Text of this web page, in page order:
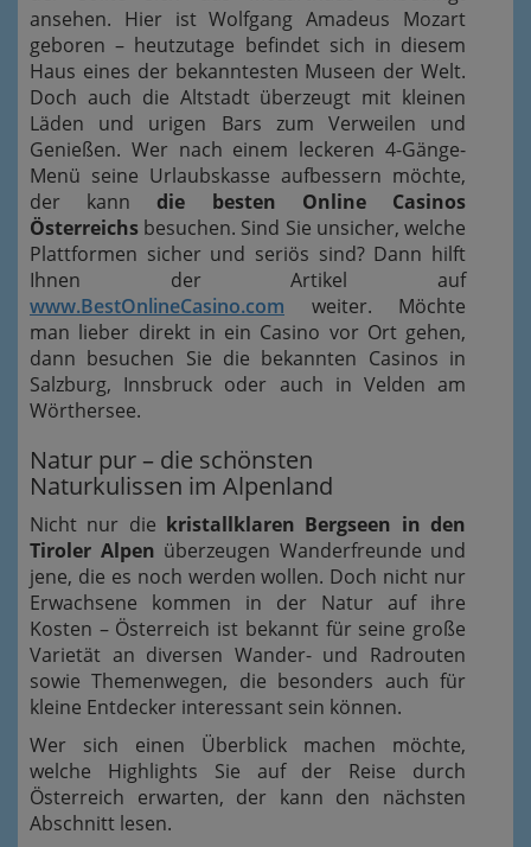
ansehen. Hier ist Wolfgang Amadeus Mozart
geboren – heutzutage befindet sich in diesem
Haus eines der bekanntesten Museen der Welt.
Doch auch die Altstadt überzeugt mit kleinen
Läden und urigen Bars zum Verweilen und
Genießen. Wer nach einem leckeren 4-Gänge-
Menü seine Urlaubskasse aufbessern möchte,
der kanndie besten Online Casinos
Österreichs besuchen. Sind Sie unsicher, welche
Plattformen sicher und seriös sind? Dann hilft
Ihnen der Artikel auf
www.BestOnlineCasino.com weiter. Möchte
man lieber direkt in ein Casino vor Ort gehen,
dann besuchen Sie die bekannten Casinos in
Salzburg, Innsbruck oder auch in Velden am
Wörthersee.
Natur pur – die schönsten
Naturkulissen im Alpenland
Nicht nur die kristallklaren Bergseen in den
Tiroler Alpen überzeugen Wanderfreunde und
jene, die es noch werden wollen. Doch nicht nur
Erwachsene kommen in der Natur auf ihre
Kosten – Österreich ist bekannt für seine große
Varietät an diversen Wander- und Radrouten
sowie Themenwegen, die besonders auch für
kleine Entdecker interessant sein können.
Wer sich einen Überblick machen möchte,
welche Highlights Sie auf der Reise durch
Österreich erwarten, der kann den nächsten
Abschnitt lesen.